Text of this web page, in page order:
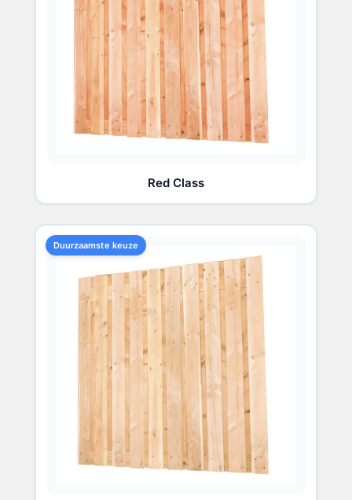
Red Class
Duurzaamste keuze